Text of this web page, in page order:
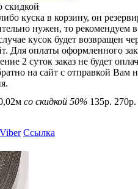
скидкой
куска в корзину, он
нужен, то рекомендуем
кусок будет возвращен
Для оплаты оформленного
2 суток заказ не будет
на сайт с отправкой Вам
со скидкой 50% 135р. 270р.
Viber Ссылка